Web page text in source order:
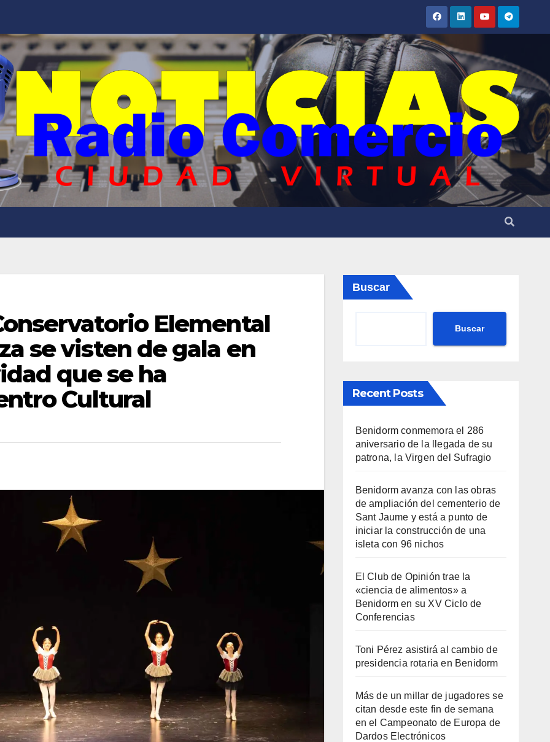
Elemental
se visten de gala en
que se ha
Cultural
Buscar
Buscar
Recent Posts
Benidorm conmemora el 286
aniversario de la llegada de su
patrona, la Virgen del Sufragio
Benidorm avanza con las obras
de ampliación del cementerio de
Sant Jaume y está a punto de
iniciar la construcción de una
isleta con 96 nichos
El Club de Opinión trae la
«ciencia de alimentos» a
Benidorm en su XV Ciclo de
Conferencias
Toni Pérez asistirá al cambio de
presidencia rotaria en Benidorm
Más de un millar de jugadores se
citan desde este fin de semana
en el Campeonato de Europa de
Dardos Electrónicos